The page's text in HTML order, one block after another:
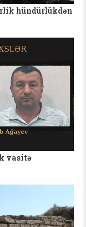
hündürlükdən
vasitə